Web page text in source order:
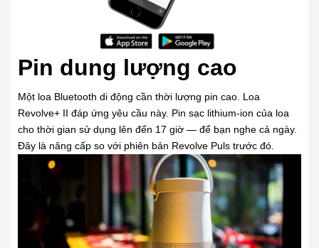
Pin dung lượng cao
Một loa Bluetooth di động cần thời lượng pin cao. Loa
Revolve+ II đáp ứng yêu cầu này. Pin sạc lithium-ion của loa
cho thời gian sử dụng lên đến 17 giờ — để bạn nghe cả ngày.
Đây là nâng cấp so với phiên bản Revolve Puls trước đó.